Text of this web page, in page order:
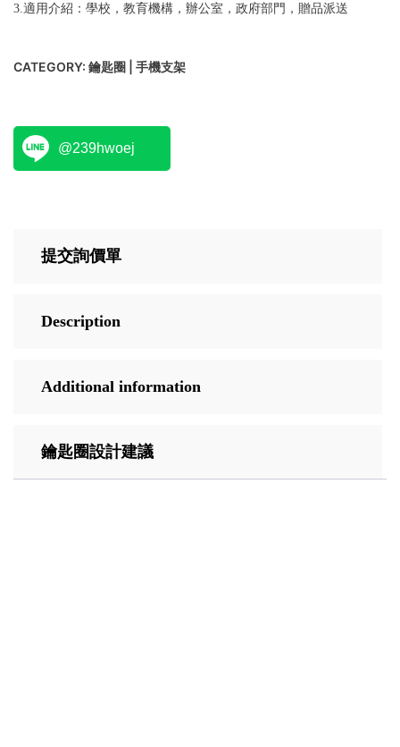
3.適用介紹：學校，教育機構，辦公室，政府部門，贈品派送
CATEGORY: 鑰匙圈 | 手機支架
@239hwoej
提交詢價單
Description
Additional information
鑰匙圈設計建議